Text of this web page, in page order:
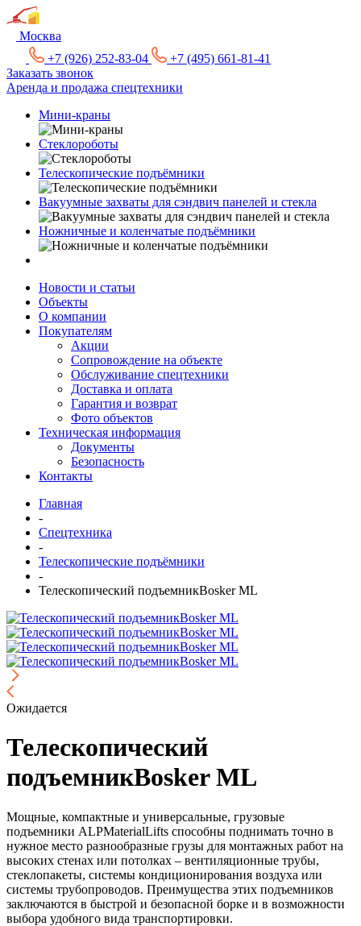
Москва
+7 (926) 252-83-04
+7 (495) 661-81-41
Заказать звонок
Аренда и продажа спецтехники
Мини-краны
Стеклороботы
Телескопические подъёмники
Вакуумные захваты для сэндвич панелей и стекла
Ножничные и коленчатые подъёмники
Новости и статьи
Объекты
О компании
Покупателям
Акции
Сопровождение на объекте
Обслуживание спецтехники
Доставка и оплата
Гарантия и возврат
Фото объектов
Техническая информация
Документы
Безопасность
Контакты
Главная
-
Спецтехника
-
Телескопические подъёмники
-
Телескопический подъемникBosker ML
Ожидается
Телескопический
подъемникBosker ML
Мощные, компактные и универсальные, грузовые
подъемники ALPMaterialLifts способны поднимать точно в
нужное место разнообразные грузы для монтажных работ на
высоких стенах или потолках – вентиляционные трубы,
стеклопакеты, системы кондиционирования воздуха или
системы трубопроводов. Преимущества этих подъемников
заключаются в быстрой и безопасной борке и в возможности
выбора удобного вида транспортировки.